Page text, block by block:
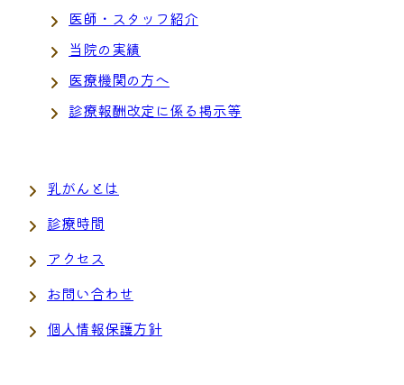
医師・スタッフ紹介
当院の実績
医療機関の方へ
診療報酬改定に係る掲示等
乳がんとは
診療時間
アクセス
お問い合わせ
個人情報保護方針